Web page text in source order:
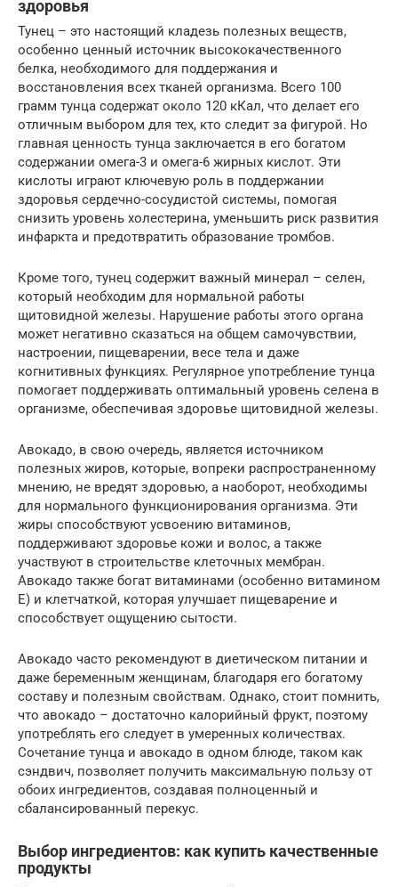
здоровья
Тунец – это настоящий кладезь полезных веществ,
особенно ценный источник высококачественного
белка, необходимого для поддержания и
восстановления всех тканей организма. Всего 100
грамм тунца содержат около 120 кКал, что делает его
отличным выбором для тех, кто следит за фигурой. Но
главная ценность тунца заключается в его богатом
содержании омега-3 и омега-6 жирных кислот. Эти
кислоты играют ключевую роль в поддержании
здоровья сердечно-сосудистой системы, помогая
снизить уровень холестерина, уменьшить риск развития
инфаркта и предотвратить образование тромбов.
Кроме того, тунец содержит важный минерал – селен,
который необходим для нормальной работы
щитовидной железы. Нарушение работы этого органа
может негативно сказаться на общем самочувствии,
настроении, пищеварении, весе тела и даже
когнитивных функциях. Регулярное употребление тунца
помогает поддерживать оптимальный уровень селена в
организме, обеспечивая здоровье щитовидной железы.
Авокадо, в свою очередь, является источником
полезных жиров, которые, вопреки распространенному
мнению, не вредят здоровью, а наоборот, необходимы
для нормального функционирования организма. Эти
жиры способствуют усвоению витаминов,
поддерживают здоровье кожи и волос, а также
участвуют в строительстве клеточных мембран.
Авокадо также богат витаминами (особенно витамином
Е) и клетчаткой, которая улучшает пищеварение и
способствует ощущению сытости.
Авокадо часто рекомендуют в диетическом питании и
даже беременным женщинам, благодаря его богатому
составу и полезным свойствам. Однако, стоит помнить,
что авокадо – достаточно калорийный фрукт, поэтому
употреблять его следует в умеренных количествах.
Сочетание тунца и авокадо в одном блюде, таком как
сэндвич, позволяет получить максимальную пользу от
обоих ингредиентов, создавая полноценный и
сбалансированный перекус.
Выбор ингредиентов: как купить качественные
продукты